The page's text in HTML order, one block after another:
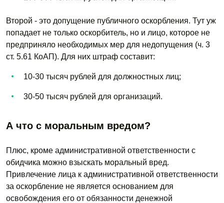
Второй - это допущение публичного оскорбления. Тут уж
попадает не только оскорбитель, но и лицо, которое не
предприняло необходимых мер для недопущения (ч. 3
ст. 5.61 КоАП). Для них штраф составит:
10-30 тысяч рублей для должностных лиц;
30-50 тысяч рублей для организаций.
А что с моральным вредом?
Плюс, кроме административной ответственности с
обидчика можно взыскать моральный вред.
Привлечение лица к административной ответственности
за оскорбление не является основанием для
освобождения его от обязанности денежной